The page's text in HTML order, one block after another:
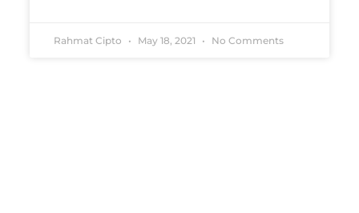
Rahmat Cipto May 18, 2021 No Comments